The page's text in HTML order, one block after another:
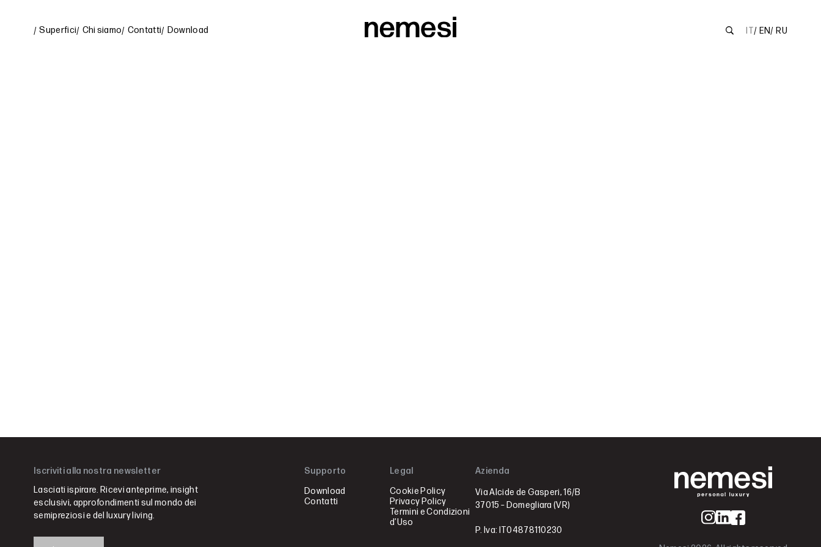
Superfici Chi siamo Contatti Download IT EN RU
Iscriviti alla nostra newsletter
Lasciati ispirare. Ricevi anteprime, insight
esclusivi, approfondimenti sul mondo dei
semipreziosi e del luxury living.
Supporto
Download
Contatti
Legal
Cookie Policy
Privacy Policy
Termini e Condizioni
d’Uso
Azienda
Via Alcide de Gasperi, 16/B
37015 – Domegliara (VR)
P. Iva: IT04878110230